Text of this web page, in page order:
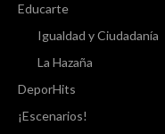
Educarte
Igualdad y Ciudadanía
La Hazaña
DeporHits
¡Escenarios!